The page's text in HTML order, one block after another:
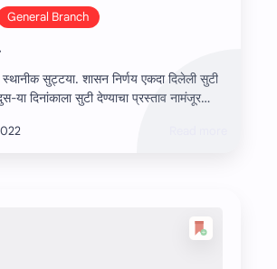
निर्णय एकदा दिलेली सुटी
या दिनांकाला सुटी देण्‍याचा प्रस्‍ताव नामंजूर